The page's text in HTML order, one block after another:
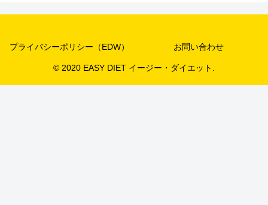
プライバシーポリシー（EDW） お問い合わせ
© 2020 EASY DIET イージー・ダイエット.